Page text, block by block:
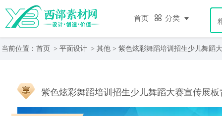
首页 分类
当前位置： 首页 > 平面设计 > 其他 > 紫色炫彩舞蹈培训招生少儿舞蹈
紫色炫彩舞蹈培训招生少儿舞蹈大赛宣传展板